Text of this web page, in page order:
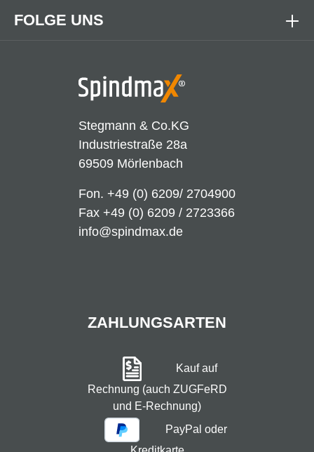
Stegmann & Co.KG
Industriestraße 28a
69509 Mörlenbach
Fon. +49 (0) 6209/ 2704900
Fax +49 (0) 6209 / 2723366
info@spindmax.de
FOLGE UNS
ZAHLUNGSARTEN
Kauf auf
Rechnung (auch ZUGFeRD
und E-Rechnung)
PayPal oder